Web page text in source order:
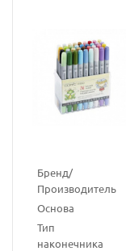
Бренд/
Производитель
Основа
Тип
наконечника